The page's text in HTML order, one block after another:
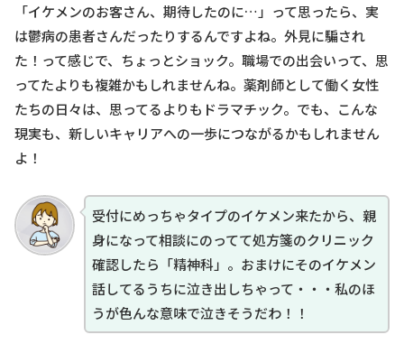
「イケメンのお客さん、期待したのに…」って思ったら、実
は鬱病の患者さんだったりするんですよね。外見に騙され
た！って感じで、ちょっとショック。職場での出会いって、思
ってたよりも複雑かもしれませんね。薬剤師として働く女性
たちの日々は、思ってるよりもドラマチック。でも、こんな
現実も、新しいキャリアへの一歩につながるかもしれません
よ！
受付にめっちゃタイプのイケメン来たから、親
身になって相談にのってて処方箋のクリニック
確認したら「精神科」。おまけにそのイケメン
話してるうちに泣き出しちゃって・・・私のほ
うが色んな意味で泣きそうだわ！！